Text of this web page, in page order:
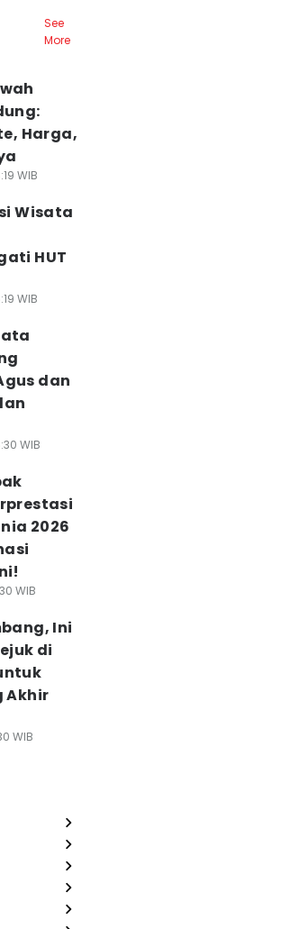
See
More
Harga,
WIB
Wisata
HUT
WIB
dan
WIB
2026
WIB
Ini
di
Akhir
WIB